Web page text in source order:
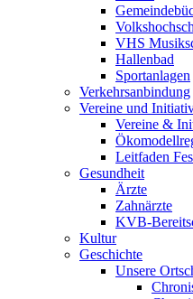
VHS
Hallenbad
Sportanlagen
Verkehrsanbindung
Vereine und
Vereine &
Leitfaden
Gesundheit
Ärzte
Zahnärzte
KVB-
Kultur
Geschichte
Unsere